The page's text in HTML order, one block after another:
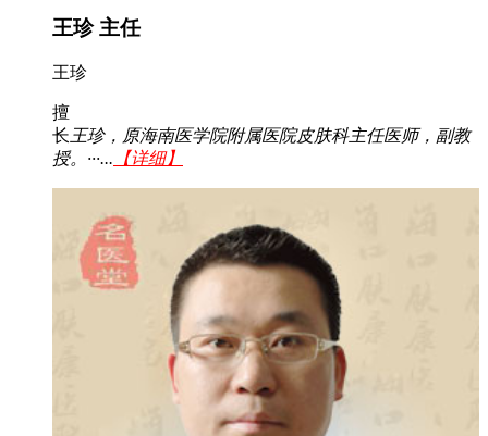
王珍 主任
王珍
擅
长王珍，原海南医学院附属医院皮肤科主任医师，副教
授。···... 【详细】